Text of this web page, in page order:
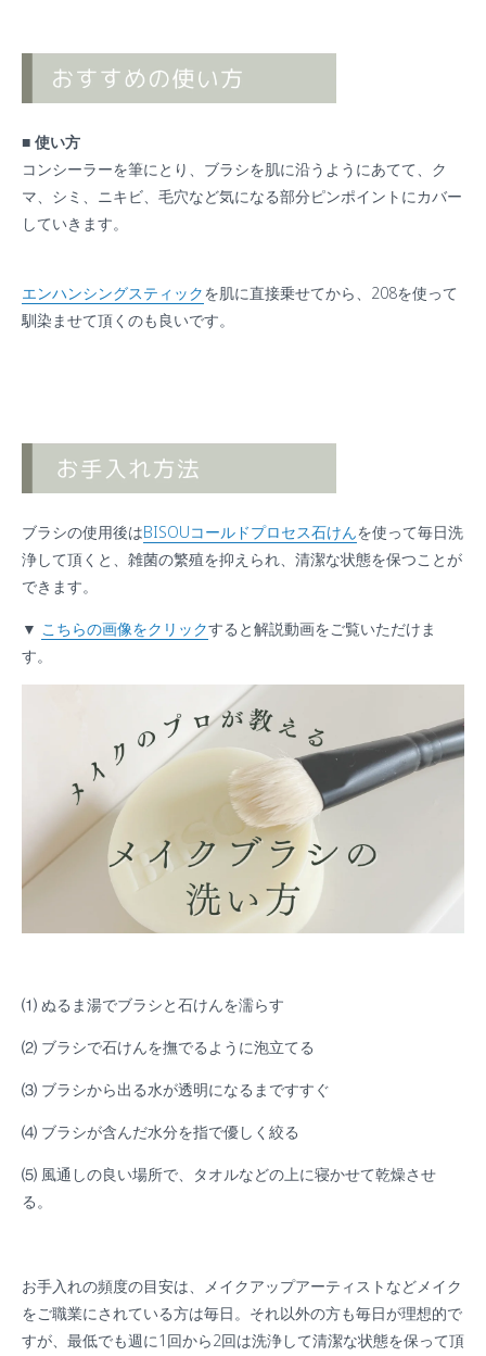
■ 使い方
コンシーラーを筆にとり、ブラシを肌に沿うようにあてて、ク
マ、シミ、ニキビ、毛穴など気になる部分ピンポイントにカバー
していきます。
エンハンシングスティックを肌に直接乗せてから、208を使って
馴染ませて頂くのも良いです。
ブラシの使用後はBISOUコールドプロセス石けんを使って毎日洗
浄して頂くと、雑菌の繁殖を抑えられ、清潔な状態を保つことが
できます。
▼ こちらの画像をクリックすると解説動画をご覧いただけま
す。
⑴ ぬるま湯でブラシと石けんを濡らす
⑵ ブラシで石けんを撫でるように泡立てる
⑶ ブラシから出る水が透明になるまですすぐ
⑷ ブラシが含んだ水分を指で優しく絞る
⑸ 風通しの良い場所で、タオルなどの上に寝かせて乾燥させ
る。
お手入れの頻度の目安は、メイクアップアーティストなどメイク
をご職業にされている方は毎日。それ以外の方も毎日が理想的で
すが、最低でも週に1回から2回は洗浄して清潔な状態を保って頂